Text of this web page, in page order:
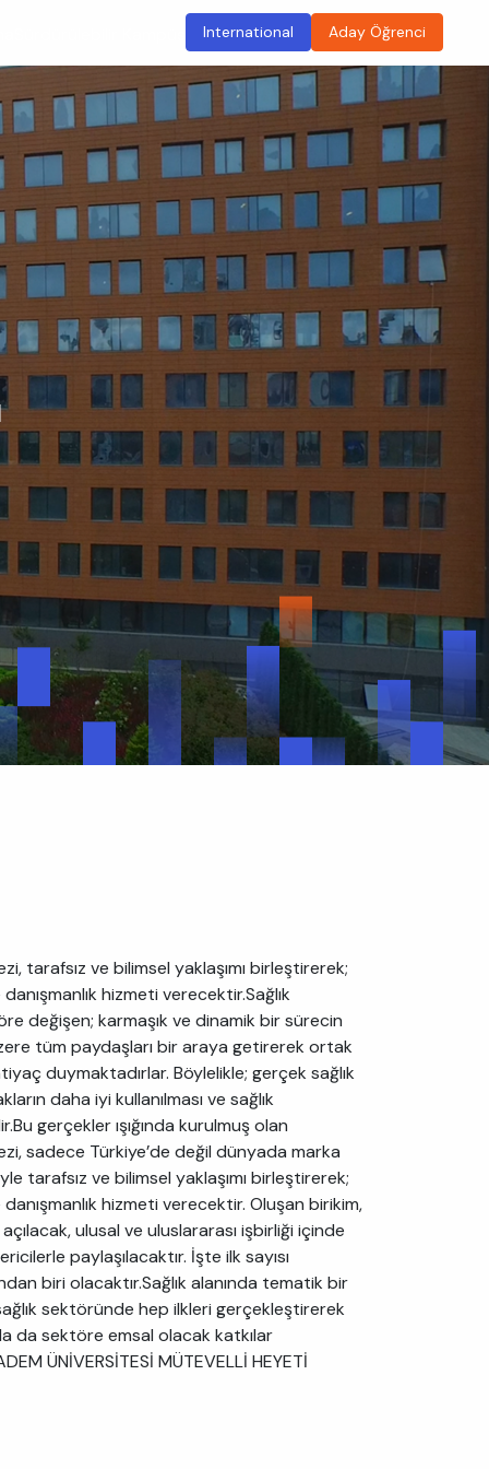
International Aday Öğrenci
tarafsız ve bilimsel yaklaşımı birleştirerek;
hizmeti verecektir.Sağlık
değişen; karmaşık ve dinamik bir sürecin
tüm paydaşları bir araya getirerek ortak
duymaktadırlar. Böylelikle; gerçek sağlık
daha iyi kullanılması ve sağlık
gerçekler ışığında kurulmuş olan
sadece Türkiye’de değil dünyada marka
tarafsız ve bilimsel yaklaşımı birleştirerek;
hizmeti verecektir. Oluşan birikim,
ulusal ve uluslararası işbirliği içinde
paylaşılacaktır. İşte ilk sayısı
biri olacaktır.Sağlık alanında tematik bir
sektöründe hep ilkleri gerçekleştirerek
da sektöre emsal olacak katkılar
ÜNİVERSİTESİ MÜTEVELLİ HEYETİ